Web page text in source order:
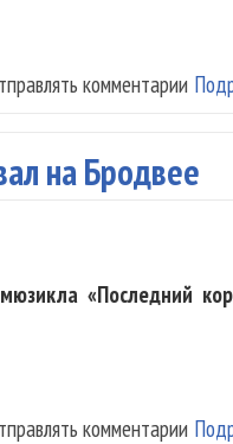
комментарии
на Бродвее
«Последний
комментарии